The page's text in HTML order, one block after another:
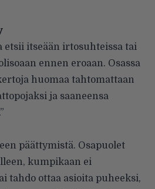
etsii itseään irtosuhteissa tai
ennen eroaan. Osassa
huomaa tahtomattaan
ja saaneensa
päättymistä. Osapuolet
kumpikaan ei
tahdo ottaa asioita puheeksi,